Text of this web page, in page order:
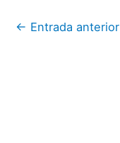
← Entrada anterior